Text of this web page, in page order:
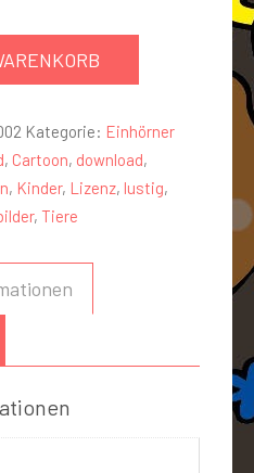
Kategorie: Einhörner
, Cartoon, download,
, Kinder, Lizenz, lustig,
, Tiere